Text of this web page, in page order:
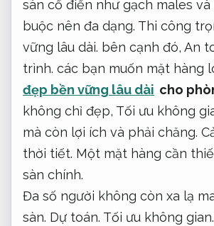
sàn cổ điển như gạch males
buộc nên đa dạng. Thi công
vững lâu dài. bên cạnh đó, An
trình. các bạn muốn mặt hàng
đẹp bền vững lâu dài cho
không chỉ đẹp, Tối ưu không
mà còn lợi ích và phải chăng.
thời tiết. Một mặt hàng cần
sàn chính.
Đa số người không còn xa lạ
sàn. Dự toán. Tối ưu không gian.